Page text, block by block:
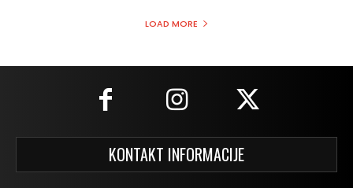
LOAD MORE
KONTAKT INFORMACIJE